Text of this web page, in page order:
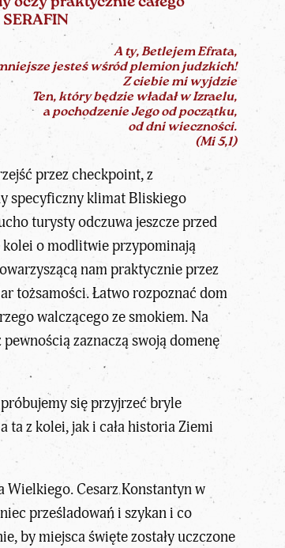
A ty, Betlejem Efrata,
jesteś wśród plemion judzkich!
Z ciebie mi wyjdzie
Ten, który będzie władał w Izraelu,
a pochodzenie Jego od początku,
od dni wieczności.
(Mi 5,1)
przez checkpoint, z
specyficzny klimat Bliskiego
turysty odczuwa jeszcze przed
kolei o modlitwie przypominają
nam praktycznie przez
tożsamości. Łatwo rozpoznać dom
walczącego ze smokiem. Na
zaznaczą swoją domenę
się przyjrzeć bryle
ta z kolei, jak i cała historia Ziemi
Wielkiego. Cesarz Konstantyn w
prześladowań i szykan i co
by miejsca święte zostały uczczone